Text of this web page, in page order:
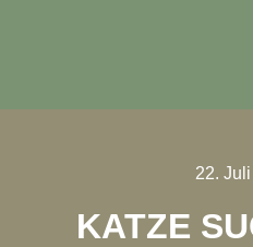
22.
KATZE